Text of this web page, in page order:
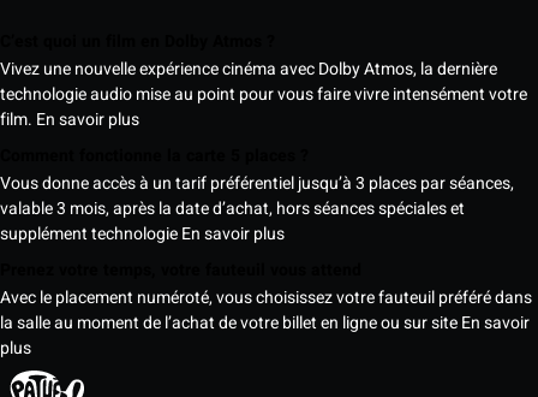
Vivez une nouvelle expérience cinéma avec Dolby Atmos, la dernière
technologie audio mise au point pour vous faire vivre intensément votre
film. En savoir plus
Vous donne accès à un tarif préférentiel jusqu’à 3 places par séances,
valable 3 mois, après la date d’achat, hors séances spéciales et
supplément technologieEn savoir plus
Avec le placement numéroté, vous choisissez votre fauteuil préféré dans
la salle au moment de l’achat de votre billet en ligne ou sur siteEn savoir
plus